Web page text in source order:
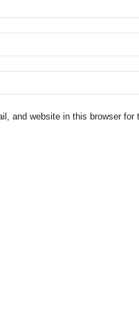
and website in this browser for